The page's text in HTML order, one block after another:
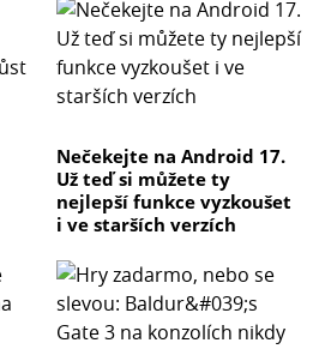
Nečekejte na Android 17.
Už teď si můžete ty
nejlepší funkce vyzkoušet
i ve starších verzích